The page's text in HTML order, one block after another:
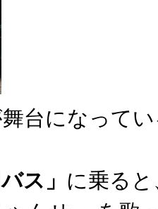
台になって
ス」 に乗る